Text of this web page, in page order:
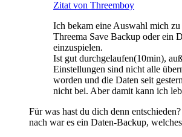
Zitat von Threemboy
Ich bekam eine Auswahl mich zu
Threema Save Backup oder ein
einzuspielen.
Ist gut durchgelaufen(10min),
Einstellungen sind nicht alle
worden und die Daten seit
nicht bei. Aber damit kann ich
Für was hast du dich denn
nach war es ein Daten-Backup,